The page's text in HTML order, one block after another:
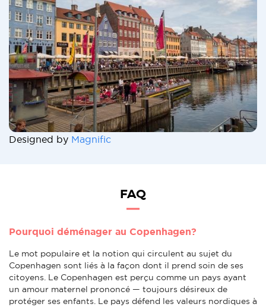
Designed by Magnific
FAQ
Pourquoi déménager au Copenhagen?
Le mot populaire et la notion qui circulent au sujet du
Copenhagen sont liés à la façon dont il prend soin de ses
citoyens. Le Copenhagen est perçu comme un pays ayant
un amour maternel prononcé — toujours désireux de
protéger ses enfants. Le pays défend les valeurs nordiques à